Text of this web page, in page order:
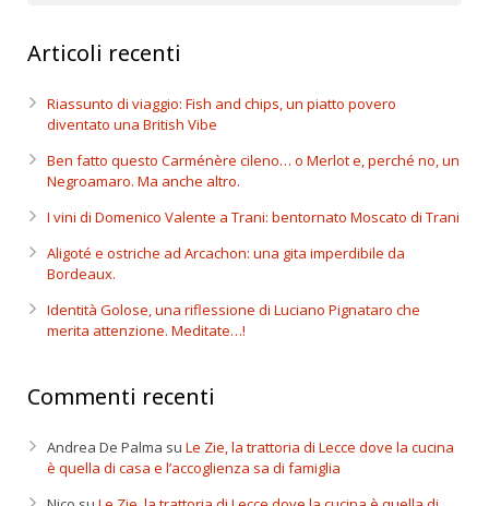
Articoli recenti
Riassunto di viaggio: Fish and chips, un piatto povero
diventato una British Vibe
Ben fatto questo Carménère cileno… o Merlot e, perché no, un
Negroamaro. Ma anche altro.
I vini di Domenico Valente a Trani: bentornato Moscato di Trani
Aligoté e ostriche ad Arcachon: una gita imperdibile da
Bordeaux.
Identità Golose, una riflessione di Luciano Pignataro che
merita attenzione. Meditate…!
Commenti recenti
Andrea De Palma su Le Zie, la trattoria di Lecce dove la cucina
è quella di casa e l’accoglienza sa di famiglia